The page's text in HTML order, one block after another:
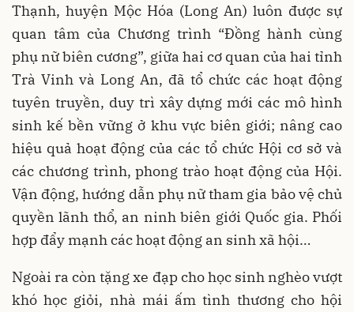
Thạnh, huyện Mộc Hóa (Long An) luôn được sự
quan tâm của Chương trình “Đồng hành cùng
phụ nữ biên cương”, giữa hai cơ quan của hai tỉnh
Trà Vinh và Long An, đã tổ chức các hoạt động
tuyên truyền, duy trì xây dựng mới các mô hình
sinh kế bền vững ở khu vực biên giới; nâng cao
hiệu quả hoạt động của các tổ chức Hội cơ sở và
các chương trình, phong trào hoạt động của Hội.
Vận động, hướng dẫn phụ nữ tham gia bảo vệ chủ
quyền lãnh thổ, an ninh biên giới Quốc gia. Phối
hợp đẩy mạnh các hoạt động an sinh xã hội…
Ngoài ra còn tặng xe đạp cho học sinh nghèo vượt
khó học giỏi, nhà mái ấm tình thương cho hội